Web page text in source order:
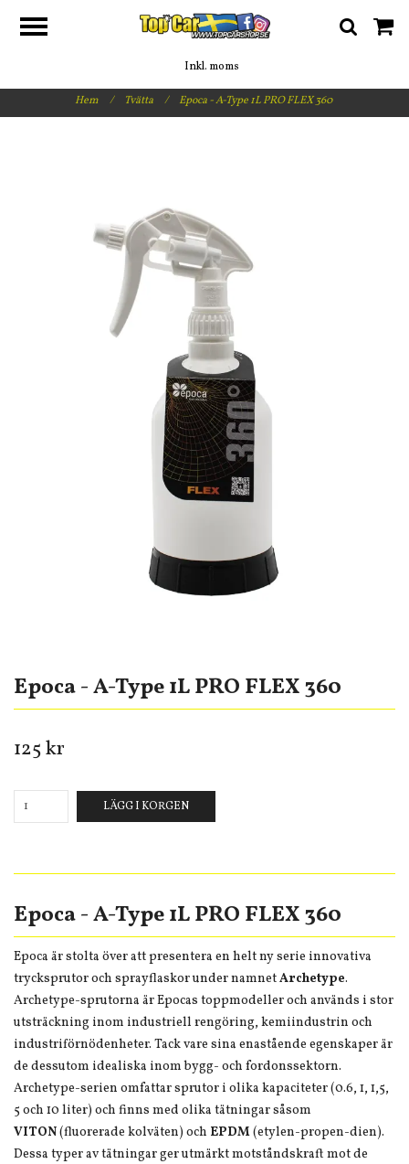
Inkl. moms
Hem / Tvätta / Epoca - A-Type 1L PRO FLEX 360
Epoca - A-Type 1L PRO FLEX 360
125 kr
LÄGG I KORGEN
Epoca - A-Type 1L PRO FLEX 360
Epoca är stolta över att presentera en helt ny serie innovativa
trycksprutor och sprayflaskor under namnetArchetype.
Archetype-sprutorna är Epocas toppmodeller och används i stor
utsträckning inom industriell rengöring, kemiindustrin och
industriförnödenheter. Tack vare sina enastående egenskaper är
de dessutom idealiska inom bygg- och fordonssektorn.
Archetype-serien omfattar sprutor i olika kapaciteter (0.6, 1, 1,5,
5 och 10 liter) och finns med olika tätningar såsom
VITON(fluorerade kolväten) och EPDM(etylen-propen-dien).
Dessa typer av tätningar ger utmärkt motståndskraft mot de